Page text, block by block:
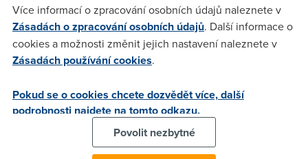
Na výběr jsou tyto varianty:
Basic za 199 Kč– sledování na 1 zařízení v SD rozlišení
Standard za 259 Kč– sledování na 2 zařízeních v HD
Premium za 319 Kč– sledování na 4 zařízeních ve 4K
rozlišení
Více informací o zpracování osobních údajů naleznete v
Zásadách o zpracování osobních údajů. Další informace o
cookies a možnosti změnit jejich nastavení naleznete v
Zásadách používání cookies.
Pokud se o cookies chcete dozvědět více, další
podrobnosti najdete na tomto odkazu.
Povolit nezbytné